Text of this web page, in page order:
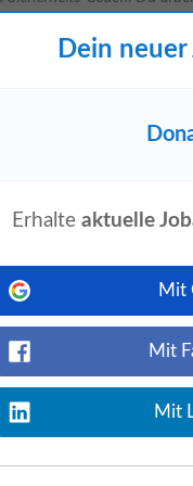
4 Tage
Möglichkeit, die fachliche
• Langfristige Karriere-
Flexible...
oder Tulln
Zusätzliche
eine Person für den
Dein
Erhalte aktuelle
Mit
Mit
Mit